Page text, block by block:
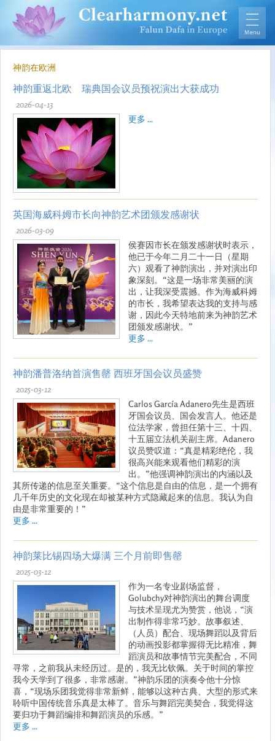
神韵在欧洲
神韵重返北欧 瑞典国会议员预祝演出大获成功
2026-04-13
更多 ...
英国海威科姆市长向神韵艺术团颁发感谢状
2026-03-09
侯赛因市长在颁发感谢状时表示，
他已于今年二月二十一日（星期
六）观看了神韵演出，并对演出印
象深刻。“这是一场非常美丽的演
出，让我深受震撼。作为海威科姆
的市长，我希望表达我的支持与感
谢，因此今天特地前来为神韵艺术
团颁发感谢状。”
更多 ...
神韵潘普洛纳首演售罄 西班牙国会议员盛赞
2025-03-12
Carlos García Adanero先生是西班
牙国会议员、国会发言人。他还是
位法学家，曾担任第十三、十四、
十五届立法机关副主席。Adanero
议员赞叹道：“真是精彩绝伦，我
很高兴能来观看他们精彩的演
出。”他强调神韵演出的内涵以及
其所传递的信息至关重要。“这个信息是自由的信息，是一个拥有
几千年历史的文化现在却被某种方式隐藏起来的信息。我认为自
由是非常重要的！”
更多 ...
神韵莱比锡四场大爆满 三个月前即售罄
2025-03-12
作为一名专业剧场监督，
Golubchy对神韵演出的舞台调度
与技术呈现尤为赞赏，他说，“演
出制作得非常巧妙。故事叙述、
（人员）配合、现场舞蹈以及背后
的动画投影都掌握得无比精准，舞
蹈演员和故事情节完美配合，不同
寻常，之前我从未经历过。是的，我无比钦佩。关于时间的掌控
我今天学到了很多，非常感谢。”神韵乐团的演奏令他十分惊
喜，“现场乐团我觉得非常新鲜，能够以这种古典、大型的形式来
聆听中国传统音乐真是太棒了。音乐与舞蹈完美契合，我觉得这
要归功于舞蹈编排和舞蹈演员的乐感。”
更多 ...